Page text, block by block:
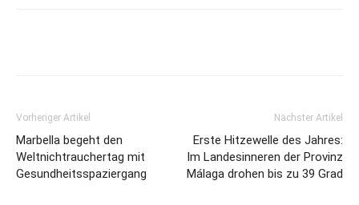
Vorheriger Artikel
Marbella begeht den
Weltnichtrauchertag mit
Gesundheitsspaziergang
Nächster Artikel
Erste Hitzewelle des Jahres:
Im Landesinneren der Provinz
Málaga drohen bis zu 39 Grad